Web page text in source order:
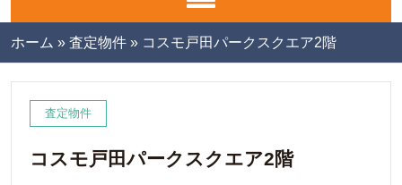
ホーム » 査定物件 » コスモ戸田パークスクエア2階
査定物件
コスモ戸田パークスクエア2階